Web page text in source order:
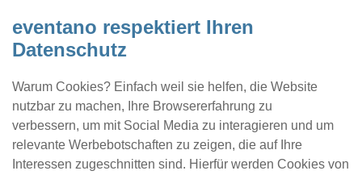
eventano respektiert Ihren
Datenschutz
Warum Cookies? Einfach weil sie helfen, die Website
nutzbar zu machen, Ihre Browsererfahrung zu
verbessern, um mit Social Media zu interagieren und um
relevante Werbebotschaften zu zeigen, die auf Ihre
Interessen zugeschnitten sind. Hierfür werden Cookies von
Kontakt Location eintragen Profil